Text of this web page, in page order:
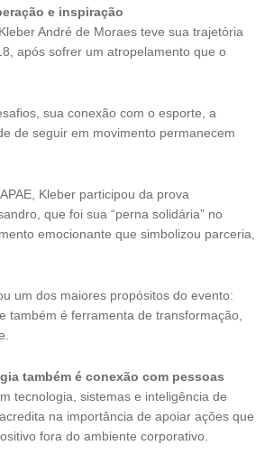
e inspiração
André de Moraes teve sua trajetória
após sofrer um atropelamento que o
sua conexão com o esporte, a
de seguir em movimento permanecem
Kleber participou da prova
que foi sua “perna solidária” no
emocionante que simbolizou parceria,
um dos maiores propósitos do evento:
também é ferramenta de transformação,
também é conexão com pessoas
tecnologia, sistemas e inteligência de
na importância de apoiar ações que
fora do ambiente corporativo.